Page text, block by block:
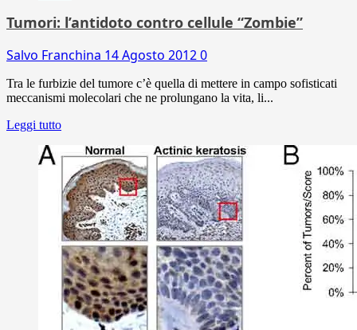
Tumori: l’antidoto contro cellule “Zombie”
Salvo Franchina 14 Agosto 20120
Tra le furbizie del tumore c’è quella di mettere in campo sofisticati
meccanismi molecolari che ne prolungano la vita, li...
Leggi tutto